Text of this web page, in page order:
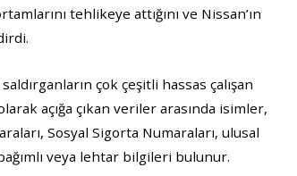
tehlikeye attığını ve Nissan’ın
çok çeşitli hassas çalışan
açığa çıkan veriler arasında isimler,
Sosyal Sigorta Numaraları, ulusal
veya lehtar bilgileri bulunur.